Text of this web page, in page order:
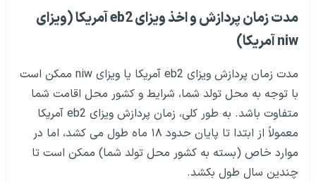
مدت زمان پردازش و اخذ ویزای eb2 آمریکا (ویزای
niw آمریکا)
مدت زمان پردازش ویزای eb2 آمریکا یا ویزای niw ممکن است
با توجه به محل تولد شما، شرایط و کشور محل اقامت شما
متفاوت باشد. به طور کلی، زمان پردازش ویزای eb2 آمریکا
معمولاً از ابتدا تا پایان حدود ۱۸ ماه طول می کشد، اما در
موارد خاص (بسته به کشور محل تولد شما) ممکن است تا
چندین سال طول بکشد.